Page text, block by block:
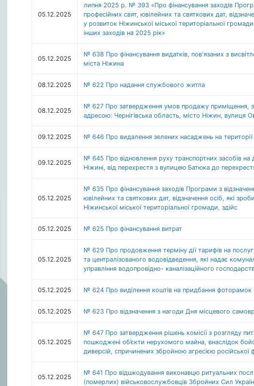
05.12.2025
липня 2025 р. № 393 «Про фінансування заходів
професійних свят, ювілейних та святкових дат,
у розвиток Ніжинської міської територіальної
інших заходів на 2025 рік»
05.12.2025
№ 638 Про фінансування видатків, пов'язаних з
міста Ніжина
08.12.2025 № 622 Про надання службового житла
08.12.2025
№ 627 Про затвердження умов продажу приміщення,
адресою: Чернігівська область, місто Ніжин, вулиця
09.12.2025 № 646 Про видалення зелених насаджень на
09.12.2025
№ 645 Про відновлення руху транспортних засобів на
Ніжині, від перехрестя з вулицею Батюка до
05.12.2025
№ 635 Про фінансування заходів Програми з
ювілейних та святкових дат, відзначення осіб, які
Ніжинської міської територіальної громади, здійс
05.12.2025 № 625 Про фінансування витрат
05.12.2025
№ 629 Про продовження терміну дії тарифів на
та централізованого водовідведення, які надає
управління водопровідно- каналізаційного
05.12.2025 № 624 Про виділення коштів на придбання фоторамок
05.12.2025 № 623 Про відзначення з нагоди Дня місцевого
05.12.2025
№ 647 Про затвердження рішень комісії з розгляду
пошкоджені об’єкти нерухомого майна, внаслідок
диверсій, спричинених збройною агресією російської
05.12.2025
№ 641 Про відшкодування виконавцю ритуальних
(померлих) військовослужбовців Збройних Сил